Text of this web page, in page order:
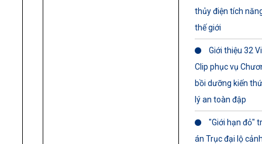
thủy điện tích
thế giới
Giới thiệu 32
Clip phục vụ
bồi dưỡng kiến
lý an toàn đập
"Giới hạn đỏ"
án Trục đại lộ